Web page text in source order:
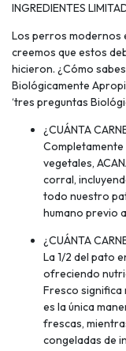
INGREDIENTES
Los perros modernos
creemos que estos
hicieron. ¿Cómo
Biológicamente
‘tres preguntas
¿CUÁNTA
vegetales,
corral,
todo nuestro
humano previo
¿CUÁNTA
La 1/2 del pato
ofreciendo
Fresco significa
es la única
frescas,
congeladas de